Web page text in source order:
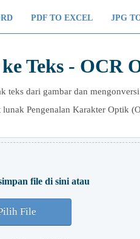
PDF TO EXCEL JPG
Teks - OCR
dari gambar dan
Pengenalan Karakter Optik
file di sini atau
File